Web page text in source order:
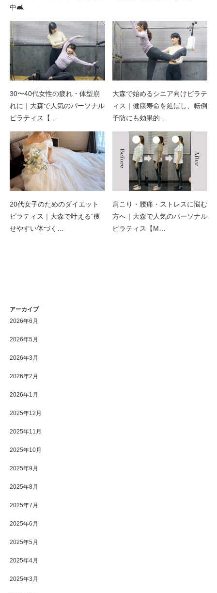
中🛋
30〜40代女性の疲れ・体型崩
れに｜大森で人気のパーソナル
ピラティス【…
大森で始めるシニア向けピラテ
ィス｜健康寿命を延ばし、転倒
予防にも効果的…
20代女子のためのダイエット
ピラティス｜大森で叶える“痩
せやすい体づく…
肩こり・腰痛・ストレスに悩む
方へ｜大森で人気のパーソナル
ピラティス【M…
アーカイブ
2026年6月
2026年5月
2026年3月
2026年2月
2026年1月
2025年12月
2025年11月
2025年10月
2025年9月
2025年8月
2025年7月
2025年6月
2025年5月
2025年4月
2025年3月